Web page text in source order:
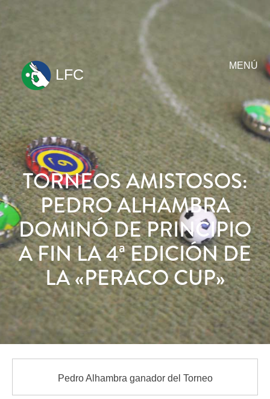
MENÚ
ir
al
contenido
LFC
TORNEOS AMISTOSOS:
PEDRO ALHAMBRA
DOMINÓ DE PRINCIPIO
A FIN LA 4ª EDICIÓN DE
LA «PERACO CUP»
Pedro Alhambra ganador del Torneo